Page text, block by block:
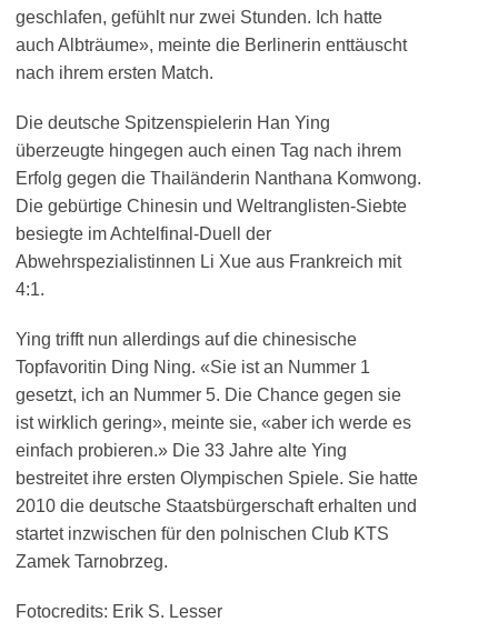
geschlafen, gefühlt nur zwei Stunden. Ich hatte
auch Albträume», meinte die Berlinerin enttäuscht
nach ihrem ersten Match.
Die deutsche Spitzenspielerin Han Ying
überzeugte hingegen auch einen Tag nach ihrem
Erfolg gegen die Thailänderin Nanthana Komwong.
Die gebürtige Chinesin und Weltranglisten-Siebte
besiegte im Achtelfinal-Duell der
Abwehrspezialistinnen Li Xue aus Frankreich mit
4:1.
Ying trifft nun allerdings auf die chinesische
Topfavoritin Ding Ning. «Sie ist an Nummer 1
gesetzt, ich an Nummer 5. Die Chance gegen sie
ist wirklich gering», meinte sie, «aber ich werde es
einfach probieren.» Die 33 Jahre alte Ying
bestreitet ihre ersten Olympischen Spiele. Sie hatte
2010 die deutsche Staatsbürgerschaft erhalten und
startet inzwischen für den polnischen Club KTS
Zamek Tarnobrzeg.
Fotocredits: Erik S. Lesser